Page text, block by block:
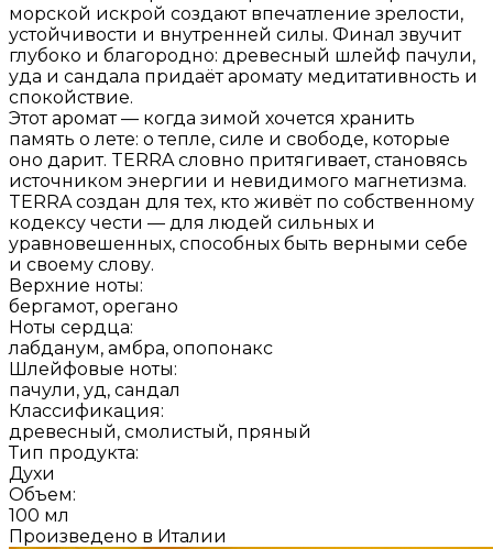
морской искрой создают впечатление зрелости,
устойчивости и внутренней силы. Финал звучит
глубоко и благородно: древесный шлейф пачули,
уда и сандала придаёт аромату медитативность и
спокойствие.
Этот аромат — когда зимой хочется хранить
память о лете: о тепле, силе и свободе, которые
оно дарит. TERRA словно притягивает, становясь
источником энергии и невидимого магнетизма.
TERRA создан для тех, кто живёт по собственному
кодексу чести — для людей сильных и
уравновешенных, способных быть верными себе
и своему слову.
Верхние ноты:
бергамот, орегано
Ноты сердца:
лабданум, амбра, опопонакс
Шлейфовые ноты:
пачули, уд, сандал
Классификация:
древесный, смолистый, пряный
Тип продукта:
Духи
Объем:
100 мл
Произведено в Италии